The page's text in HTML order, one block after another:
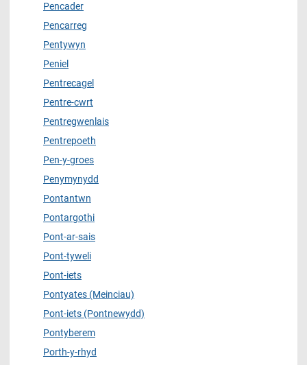
Pencader
Pencarreg
Pentywyn
Peniel
Pentrecagel
Pentre-cwrt
Pentregwenlais
Pentrepoeth
Pen-y-groes
Penymynydd
Pontantwn
Pontargothi
Pont-ar-sais
Pont-tyweli
Pont-iets
Pontyates (Meinciau)
Pont-iets (Pontnewydd)
Pontyberem
Porth-y-rhyd